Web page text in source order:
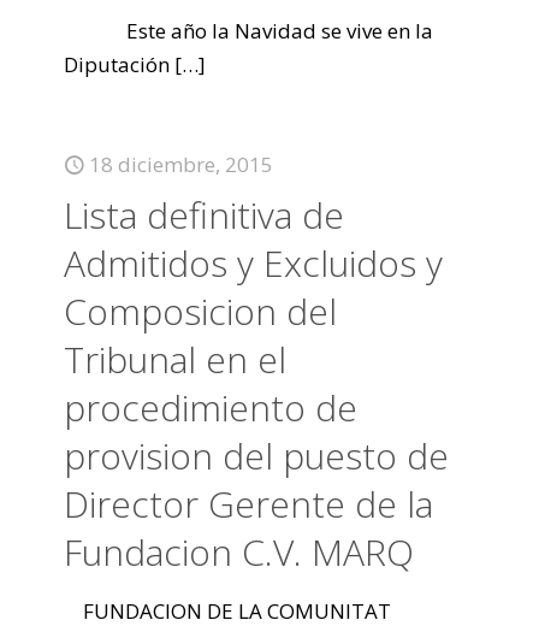
Este año la Navidad se vive en la
Diputación […]
18 diciembre, 2015
Lista definitiva de
Admitidos y Excluidos y
Composicion del
Tribunal en el
procedimiento de
provision del puesto de
Director Gerente de la
Fundacion C.V. MARQ
FUNDACION DE LA COMUNITAT